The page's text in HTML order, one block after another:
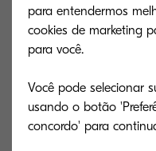
para entendermos
cookies de marketing
para você.
Você pode selecionar
usando o botão